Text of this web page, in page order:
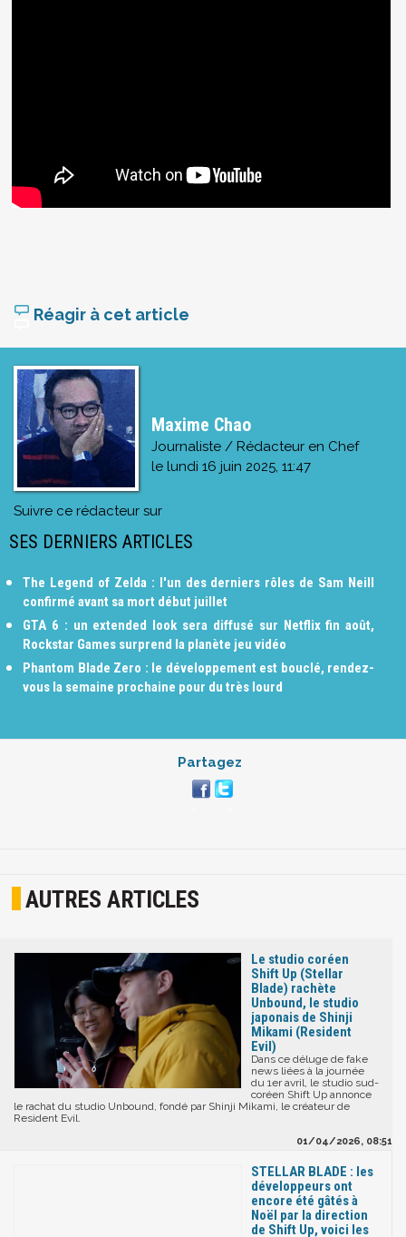
Réagir à cet article
Maxime Chao
Journaliste / Rédacteur en Chef
le lundi 16 juin 2025, 11:47
Suivre ce rédacteur sur
SES DERNIERS ARTICLES
The Legend of Zelda : l'un des derniers rôles de Sam Neill
confirmé avant sa mort début juillet
GTA 6 : un extended look sera diffusé sur Netflix fin août,
Rockstar Games surprend la planète jeu vidéo
Phantom Blade Zero : le développement est bouclé, rendez-
vous la semaine prochaine pour du très lourd
Partagez
AUTRES ARTICLES
Le studio coréen
Shift Up (Stellar
Blade) rachète
Unbound, le studio
japonais de Shinji
Mikami (Resident
Evil)
Dans ce déluge de fake
news liées à la journée
du 1er avril, le studio sud-
coréen Shift Up annonce
le rachat du studio Unbound, fondé par Shinji Mikami, le créateur de
Resident Evil.
01/04/2026, 08:51
STELLAR BLADE : les
développeurs ont
encore été gâtés à
Noël par la direction
de Shift Up, voici les